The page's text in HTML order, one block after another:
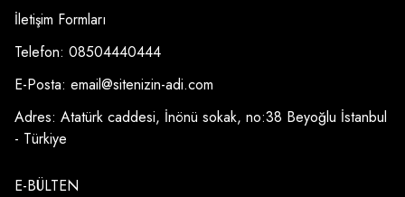
İletişim Formları
Telefon: 08504440444
E-Posta: email@sitenizin-adi.com
Adres: Atatürk caddesi, İnönü sokak, no:38 Beyoğlu İstanbul
- Türkiye
E-BÜLTEN